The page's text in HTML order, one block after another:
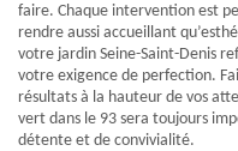
faire. Chaque intervention est
rendre aussi accueillant
votre jardin Seine-Saint-Denis
votre exigence de perfection.
résultats à la hauteur de vos
vert dans le 93 sera toujours
détente et de convivialité.